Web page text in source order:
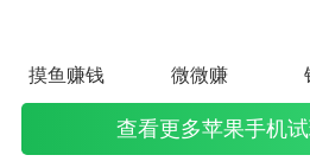
摸鱼赚钱 微微赚
查看更多苹果手机